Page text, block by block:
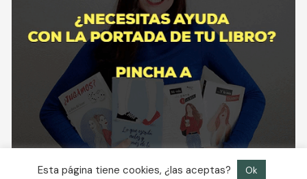
Esta página tiene cookies, ¿las aceptas? Ok